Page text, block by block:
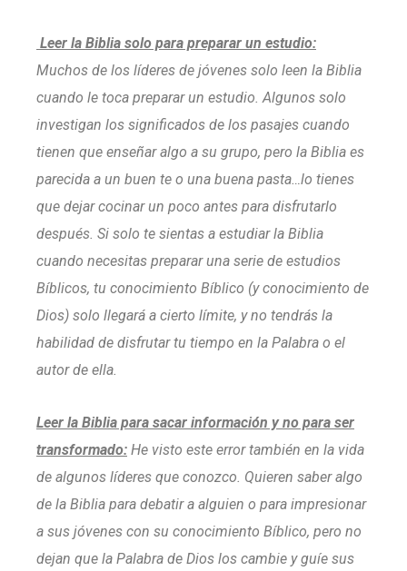
Leer la Biblia solo para preparar un estudio:
Muchos de los líderes de jóvenes solo leen la Biblia
cuando le toca preparar un estudio. Algunos solo
investigan los significados de los pasajes cuando
tienen que enseñar algo a su grupo, pero la Biblia es
parecida a un buen te o una buena pasta…lo tienes
que dejar cocinar un poco antes para disfrutarlo
después. Si solo te sientas a estudiar la Biblia
cuando necesitas preparar una serie de estudios
Bíblicos, tu conocimiento Bíblico (y conocimiento de
Dios) solo llegará a cierto límite, y no tendrás la
habilidad de disfrutar tu tiempo en la Palabra o el
autor de ella.
Leer la Biblia para sacar información y no para ser
transformado: He visto este error también en la vida
de algunos líderes que conozco. Quieren saber algo
de la Biblia para debatir a alguien o para impresionar
a sus jóvenes con su conocimiento Bíblico, pero no
dejan que la Palabra de Dios los cambie y guíe sus